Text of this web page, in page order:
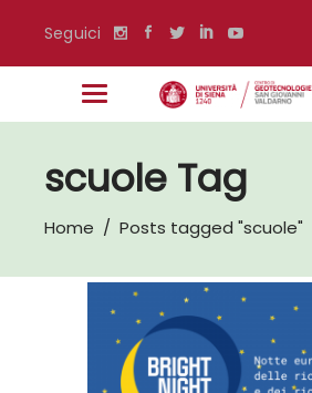
Seguici
scuole Tag
Home / Posts tagged "scuole"